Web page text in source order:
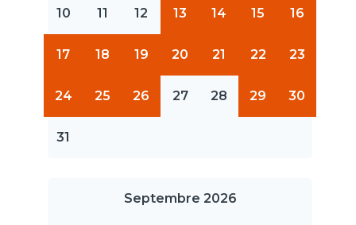
10 11 12 13 14 15 16
17 18 19 20 21 22 23
24 25 26 27 28 29 30
31
Septembre 2026